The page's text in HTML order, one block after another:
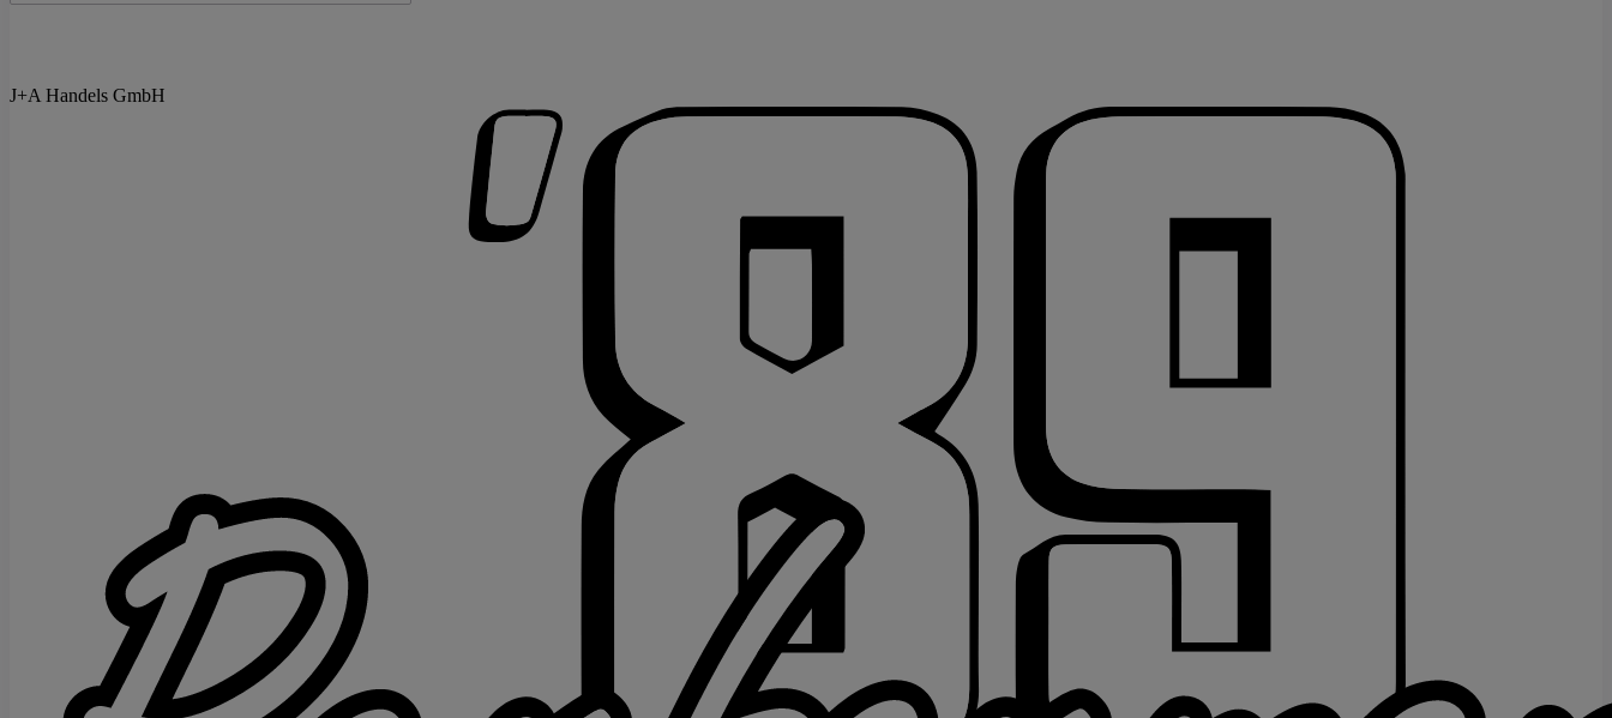
J+A Handels GmbH